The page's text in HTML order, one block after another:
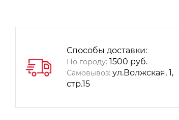
Способы доставки:
По городу: 1500 руб.
Самовывоз: ул.Волжская, 1,
стр.15